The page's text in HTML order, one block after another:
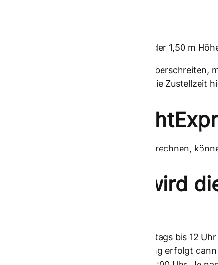
• In der Regel keine Beschränkungen
• 3,20 m Länge oder 1,20 m Breite oder 1,50 m
• und/oder ein Gewicht von 100 kg überschreiten,
anmelden. Bitte beachten Sie, dass die Zustellzeit
Was kostet
Um Ihre individuellen Anfragen zu berechnen,
Wie und wann wird
Wenn Sie die Abholung montags-freitags bis 12
noch am selben Tag ab. Die Zustellung erfolgt